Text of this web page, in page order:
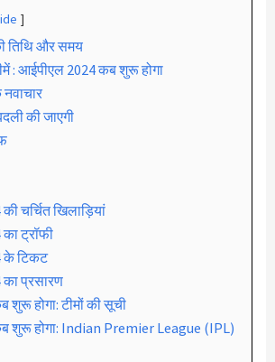
तिथि और समय
: आईपीएल 2024 कब शुरू होगा
की जाएगी
चर्चित खिलाड़ियां
ट्रॉफी
के टिकट
प्रसारण
होगा: टीमों की सूची
शुरू होगा: Indian Premier League (IPL)